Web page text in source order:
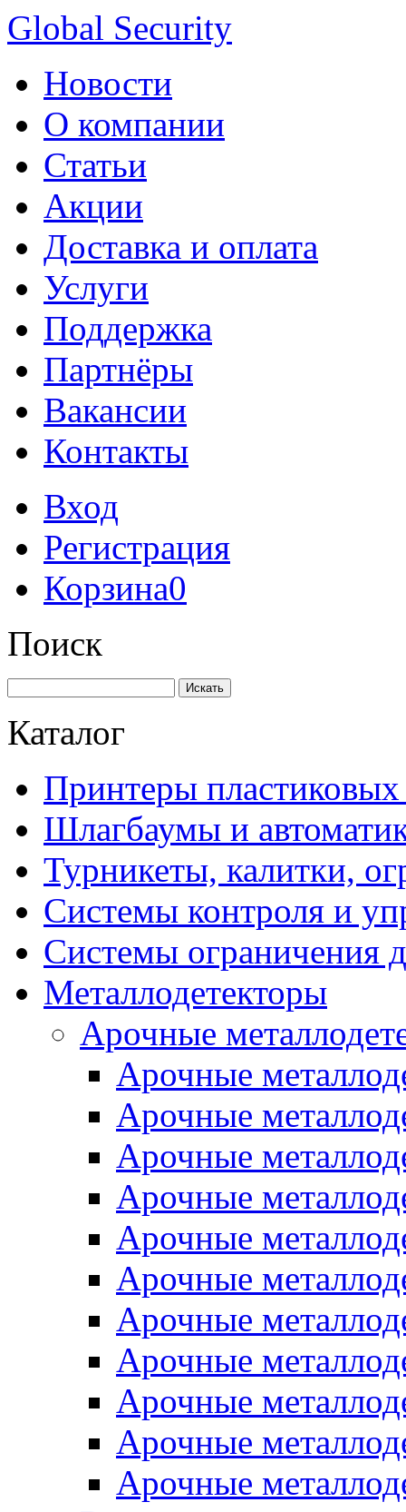
Global Security
Новости
О компании
Статьи
Акции
Доставка и оплата
Услуги
Поддержка
Партнёры
Вакансии
Контакты
Вход
Регистрация
Корзина0
Поиск
Искать
Каталог
Принтеры пластиковых
Шлагбаумы и
Турникеты, калитки,
Системы контроля и
Системы ограничения
Металлодетекторы
Арочные
Арочные
Арочные
Арочные
Арочные
Арочные
Арочные
Арочные
Арочные
Арочные
Арочные
Арочные